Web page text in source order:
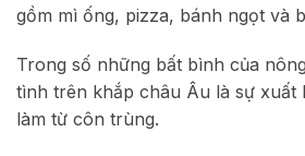
gồm mì ống, pizza, bánh ngọt và
Trong số những bất bình của
tình trên khắp châu Âu là sự xuất
làm từ côn trùng.